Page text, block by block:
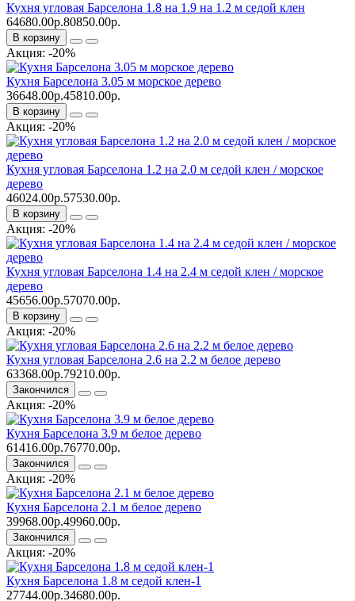
Кухня угловая Барселона 1.8 на 1.9 на 1.2 м седой клен
64680.00р.80850.00р.
В корзину
Акция: -20%
Кухня Барселона 3.05 м морское дерево
36648.00р.45810.00р.
В корзину
Акция: -20%
Кухня угловая Барселона 1.2 на 2.0 м седой клен / морское
дерево
46024.00р.57530.00р.
В корзину
Акция: -20%
Кухня угловая Барселона 1.4 на 2.4 м седой клен / морское
дерево
45656.00р.57070.00р.
В корзину
Акция: -20%
Кухня угловая Барселона 2.6 на 2.2 м белое дерево
63368.00р.79210.00р.
Закончился
Акция: -20%
Кухня Барселона 3.9 м белое дерево
61416.00р.76770.00р.
Закончился
Акция: -20%
Кухня Барселона 2.1 м белое дерево
39968.00р.49960.00р.
Закончился
Акция: -20%
Кухня Барселона 1.8 м седой клен-1
27744.00р.34680.00р.